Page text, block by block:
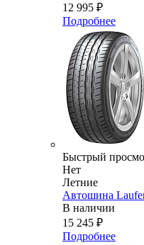
12 995 ₽
Подробнее
Быстрый
Нет
Летние
Автошина
В наличии
15 245 ₽
Подробнее